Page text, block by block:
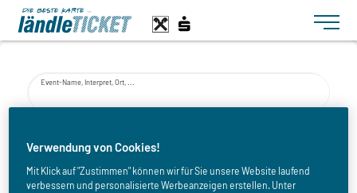
Toggle
Event-Name, Interpret, Ort, ...
bis
Verwendung von Cookies!
Mit Klick auf "Zustimmen" können wir für Sie unsere Website laufend
verbessern und personalisierte Werbeanzeigen erstellen. Unter